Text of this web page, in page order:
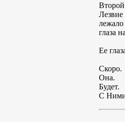
Лезвие
глаза
Ее
Скоро.
Она.
Будет.
С